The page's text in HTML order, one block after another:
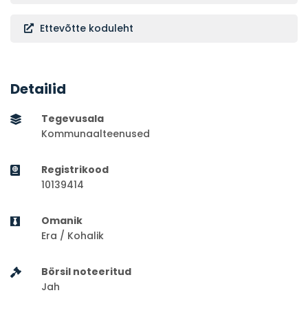
Ettevõtte koduleht
Detailid
Tegevusala
Kommunaalteenused
Registrikood
10139414
Omanik
Era / Kohalik
Börsil noteeritud
Jah